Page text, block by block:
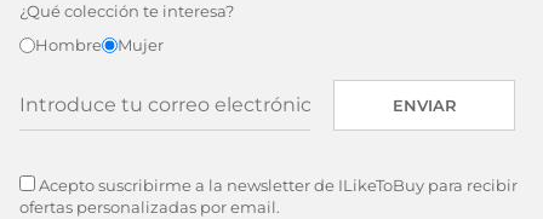
¿Qué colección te interesa?
Hombre
Mujer
ENVIAR
Acepto suscribirme a la newsletter de ILikeToBuy para recibir
ofertas personalizadas por email.